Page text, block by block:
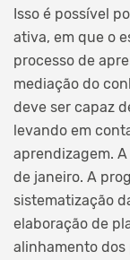
Isso é possível
ativa, em que o
processo de
mediação do
deve ser capaz
levando em
aprendizagem.
de janeiro. A
sistematização
elaboração de
alinhamento dos